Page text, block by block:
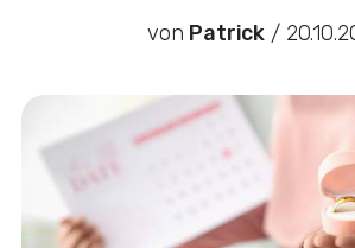
Business-Welt
Stickerstars-News
Treueaktionen
von Patrick /